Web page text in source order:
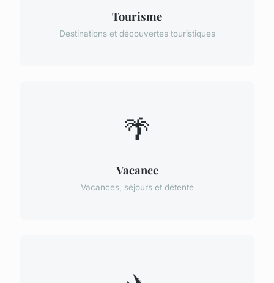
Tourisme
Destinations et découvertes touristiques
🌴
Vacance
Vacances, séjours et détente